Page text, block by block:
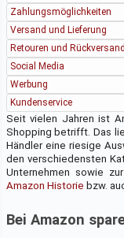
Zahlungsmöglichkeiten
Versand und Lieferung
Retouren und Rückversand
Social Media
Werbung
Kundenservice
Seit vielen Jahren ist
Shopping betrifft. Das
Händler eine riesige
den verschiedensten
Unternehmen sowie
Amazon Historie bzw.
Bei Amazon